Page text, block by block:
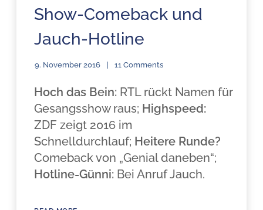
Show-Comeback und
Jauch-Hotline
9. November 2016 11 Comments
Hoch das Bein: RTL rückt Namen für
Gesangsshow raus; Highspeed:
ZDF zeigt 2016 im
Schnelldurchlauf; Heitere Runde?
Comeback von „Genial daneben“;
Hotline-Günni: Bei Anruf Jauch.